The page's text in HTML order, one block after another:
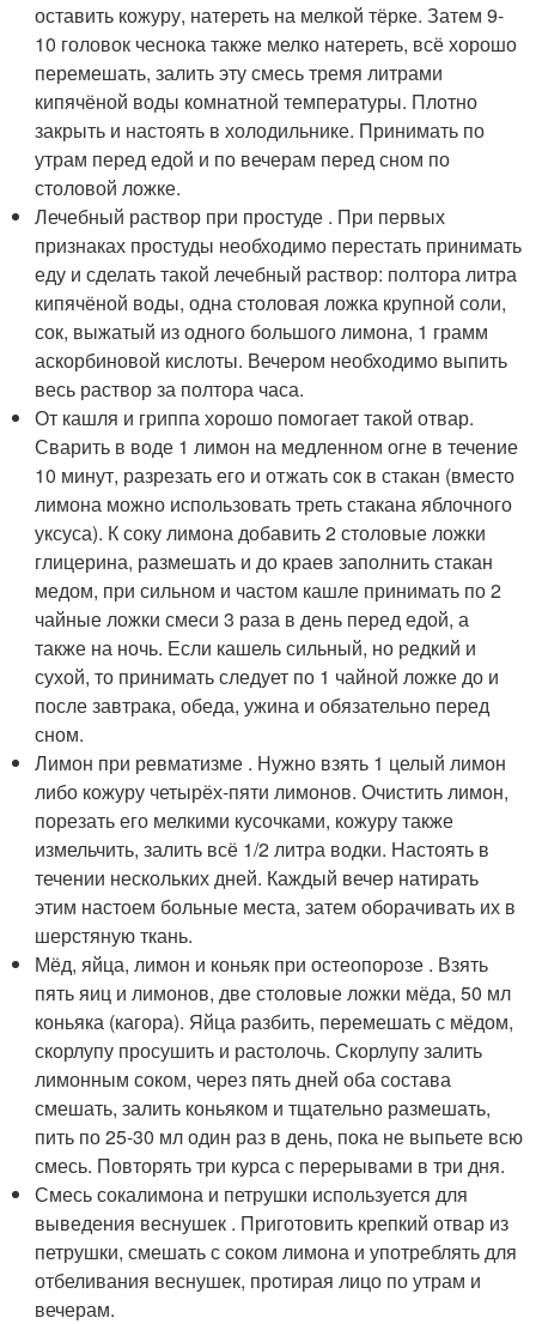
оставить кожуру, натереть на мелкой тёрке. Затем 9-
10 головок чеснока также мелко натереть, всё хорошо
перемешать, залить эту смесь тремя литрами
кипячёной воды комнатной температуры. Плотно
закрыть и настоять в холодильнике. Принимать по
утрам перед едой и по вечерам перед сном по
столовой ложке.
Лечебный раствор при простуде . При первых
признаках простуды необходимо перестать принимать
еду и сделать такой лечебный раствор: полтора литра
кипячёной воды, одна столовая ложка крупной соли,
сок, выжатый из одного большого лимона, 1 грамм
аскорбиновой кислоты. Вечером необходимо выпить
весь раствор за полтора часа.
От кашля и гриппа хорошо помогает такой отвар.
Сварить в воде 1 лимон на медленном огне в течение
10 минут, разрезать его и отжать сок в стакан (вместо
лимона можно использовать треть стакана яблочного
уксуса). К соку лимона добавить 2 столовые ложки
глицерина, размешать и до краев заполнить стакан
медом, при сильном и частом кашле принимать по 2
чайные ложки смеси 3 раза в день перед едой, а
также на ночь. Если кашель сильный, но редкий и
сухой, то принимать следует по 1 чайной ложке до и
после завтрака, обеда, ужина и обязательно перед
сном.
Лимон при ревматизме . Нужно взять 1 целый лимон
либо кожуру четырёх-пяти лимонов. Очистить лимон,
порезать его мелкими кусочками, кожуру также
измельчить, залить всё 1/2 литра водки. Настоять в
течении нескольких дней. Каждый вечер натирать
этим настоем больные места, затем оборачивать их в
шерстяную ткань.
Мёд, яйца, лимон и коньяк при остеопорозе . Взять
пять яиц и лимонов, две столовые ложки мёда, 50 мл
коньяка (кагора). Яйца разбить, перемешать с мёдом,
скорлупу просушить и растолочь. Скорлупу залить
лимонным соком, через пять дней оба состава
смешать, залить коньяком и тщательно размешать,
пить по 25-30 мл один раз в день, пока не выпьете всю
смесь. Повторять три курса с перерывами в три дня.
Смесь сокалимона и петрушки используется для
выведения веснушек . Приготовить крепкий отвар из
петрушки, смешать с соком лимона и употреблять для
отбеливания веснушек, протирая лицо по утрам и
вечерам.